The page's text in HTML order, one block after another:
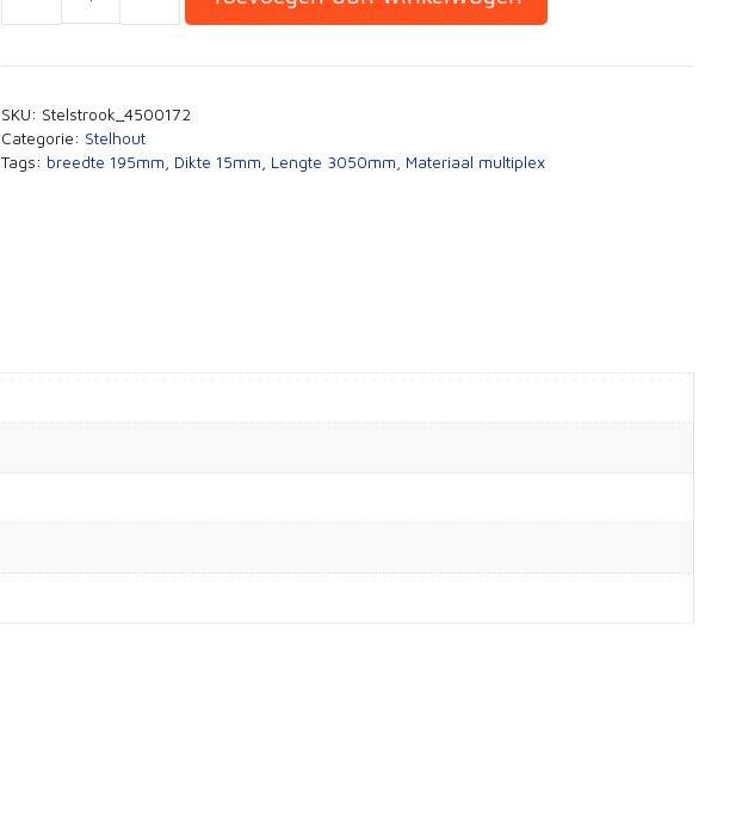
Stelstrook
15x195mm
3050mm
aantal
SKU: Stelstrook_4500172
Categorie: Stelhout
Tags: breedte 195mm Dikte 15mm Lengte 3050mm Materiaal multiplex